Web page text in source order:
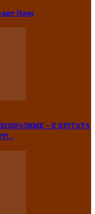
Наум
– Е ДРУГАТА